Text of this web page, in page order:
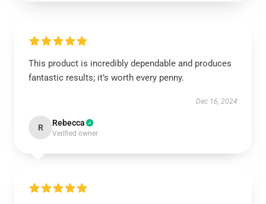
This product is incredibly dependable and produces
fantastic results; it’s worth every penny.
Dec 16, 2024
R Rebecca
Verified owner